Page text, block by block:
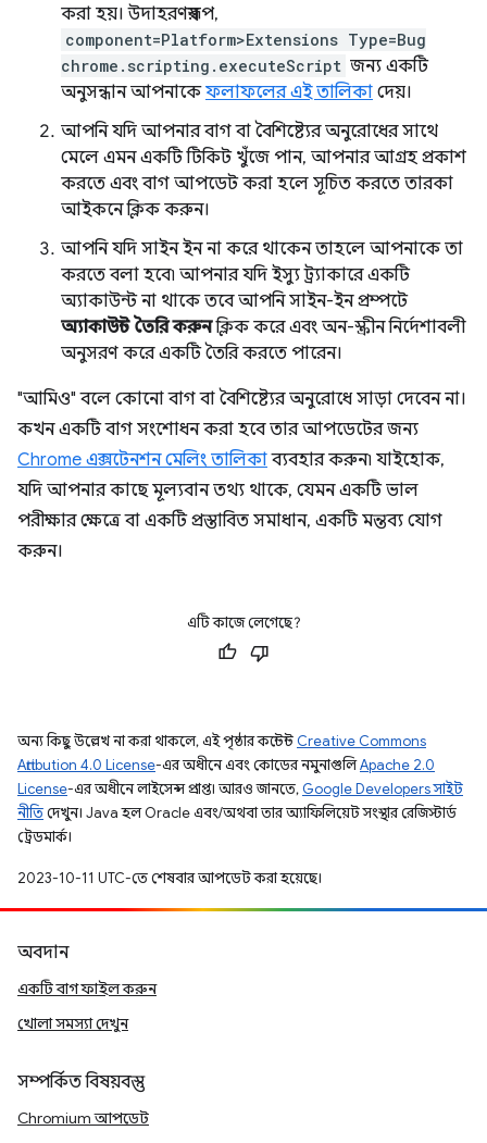
করা হয়। উদাহরণস্বরূপ,
component=Platform>Extensions Type=Bug
chrome.scripting.executeScript জন্য একটি
অনুসন্ধান আপনাকেফলাফলের এই তালিকা দেয়।
আপনি যদি আপনার বাগ বা বৈশিষ্ট্যের অনুরোধের সাথে
মেলে এমন একটি টিকিট খুঁজে পান, আপনার আগ্রহ প্রকাশ
করতে এবং বাগ আপডেট করা হলে সূচিত করতে তারকা
আইকনে ক্লিক করুন।
আপনি যদি সাইন ইন না করে থাকেন তাহলে আপনাকে তা
করতে বলা হবে৷ আপনার যদি ইস্যু ট্র্যাকারে একটি
অ্যাকাউন্ট না থাকে তবে আপনি সাইন-ইন প্রম্পটে
অ্যাকাউন্ট তৈরি করুনক্লিক করে এবং অন-স্ক্রীন নির্দেশাবলী
অনুসরণ করে একটি তৈরি করতে পারেন।
"আমিও" বলে কোনো বাগ বা বৈশিষ্ট্যের অনুরোধে সাড়া দেবেন না।
কখন একটি বাগ সংশোধন করা হবে তার আপডেটের জন্য
Chrome এক্সটেনশন মেলিং তালিকাব্যবহার করুন৷ যাইহোক,
যদি আপনার কাছে মূল্যবান তথ্য থাকে, যেমন একটি ভাল
পরীক্ষার ক্ষেত্রে বা একটি প্রস্তাবিত সমাধান, একটি মন্তব্য যোগ
করুন।
এটি কাজে লেগেছে?
অন্য কিছু উল্লেখ না করা থাকলে, এই পৃষ্ঠার কন্টেন্ট Creative Commons
Attribution 4.0 License-এর অধীনে এবং কোডের নমুনাগুলিApache 2.0
License-এর অধীনে লাইসেন্স প্রাপ্ত। আরও জানতে, Google Developers সাইট
নীতিদেখুন। Java হল Oracle এবং/অথবা তার অ্যাফিলিয়েট সংস্থার রেজিস্টার্ড
ট্রেডমার্ক।
2023-10-11 UTC-তে শেষবার আপডেট করা হয়েছে।
অবদান
একটি বাগ ফাইল করুন
খোলা সমস্যা দেখুন
সম্পর্কিত বিষয়বস্তু
Chromium আপডেট